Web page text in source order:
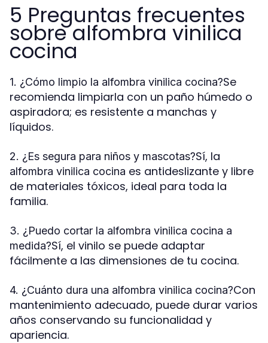
5 Preguntas frecuentes
sobre alfombra vinilica
cocina
1. ¿Cómo limpio la alfombra vinilica cocina?Se
recomienda limpiarla con un paño húmedo o
aspiradora; es resistente a manchas y
líquidos.
2. ¿Es segura para niños y mascotas?Sí, la
alfombra vinilica cocina es antideslizante y libre
de materiales tóxicos, ideal para toda la
familia.
3. ¿Puedo cortar la alfombra vinilica cocina a
medida?Sí, el vinilo se puede adaptar
fácilmente a las dimensiones de tu cocina.
4. ¿Cuánto dura una alfombra vinilica cocina?Con
mantenimiento adecuado, puede durar varios
años conservando su funcionalidad y
apariencia.